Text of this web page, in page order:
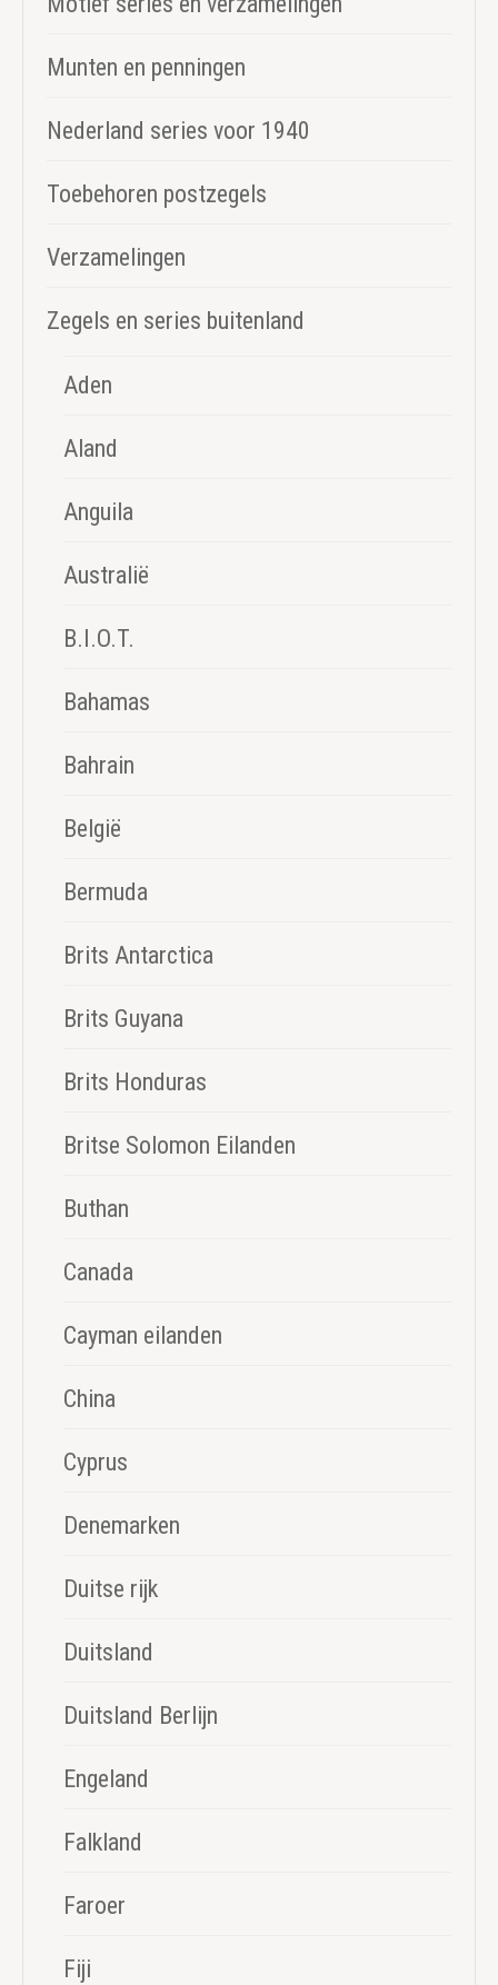
Munten en penningen
Nederland series voor 1940
Toebehoren postzegels
Verzamelingen
Zegels en series buitenland
Aden
Aland
Anguila
Australië
B.I.O.T.
Bahamas
Bahrain
België
Bermuda
Brits Antarctica
Brits Guyana
Brits Honduras
Britse Solomon Eilanden
Buthan
Canada
Cayman eilanden
China
Cyprus
Denemarken
Duitse rijk
Duitsland
Duitsland Berlijn
Engeland
Falkland
Faroer
Fiji